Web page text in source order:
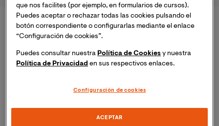
Maestrías Virtuales
Ver todos los programas
que nos facilites (por ejemplo, en formularios de cursos).
Puedes aceptar o rechazar todas las cookies pulsando el
botón correspondiente o configurarlas mediante el enlace
“Configuración de cookies”.
Puedes consultar nuestra Política de Cookies y nuestra
Política de Privacidad en sus respectivos enlaces.
Configuración de cookies
ACEPTAR